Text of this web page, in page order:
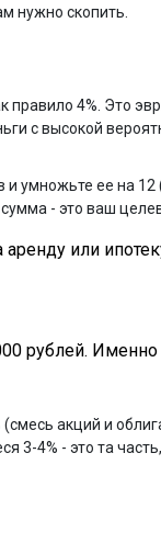
нужно скопить.
правило 4% . Это
с высокой
умножьте ее на
- это ваш
или
рублей.
акций и
3-4% - это та